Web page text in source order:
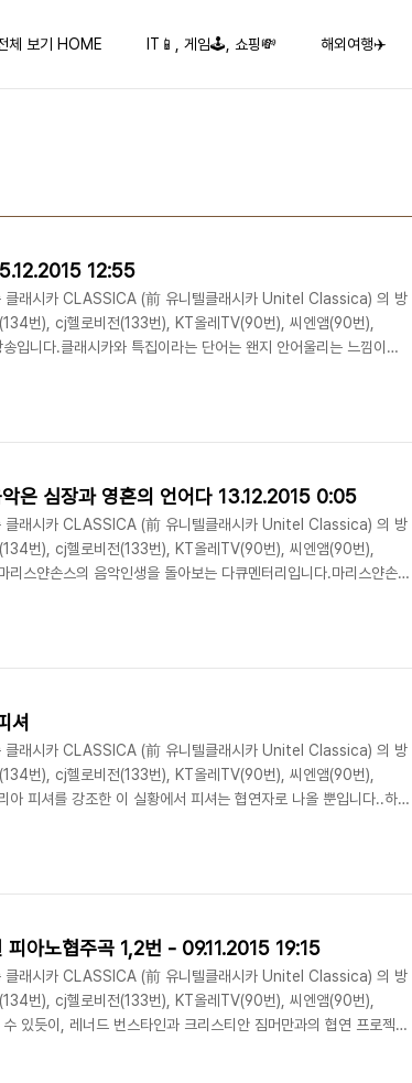
체 보기 HOME IT📱, 게임🕹️, 쇼핑💸 해외여행✈️
12:55
클래시카 CLASSICA (前 유니텔클래시카 Unitel Classica) 의 방
번), cj헬로비전(133번), KT올레TV(90번), 씨엔앰(90번),
입니다.클래시카와 특집이라는 단어는 왠지 안어울리는 느낌이네
.징글벨이 듣고 싶네요..아래는 Classica홈페이지 에 공지된 프로
다. 이들은..
은 심장과 영혼의 언어다 13.12.2015 0:05
클래시카 CLASSICA (前 유니텔클래시카 Unitel Classica) 의 방
번), cj헬로비전(133번), KT올레TV(90번), 씨엔앰(90번),
스얀손스의 음악인생을 돌아보는 다큐멘터리입니다.마리스얀손스
있는 영상물입니다.아래는 Classica홈페이지 에 공지된 프로그램
에서 음악을 공부하고 한스..
셔
클래시카 CLASSICA (前 유니텔클래시카 Unitel Classica) 의 방
번), cj헬로비전(133번), KT올레TV(90번), 씨엔앰(90번),
피셔를 강조한 이 실황에서 피셔는 협연자로 나올 뿐입니다..하지
황 이후 오랜만에 소개되는 피셔의 실황이네요.즐감하세요~아래는
피아노협주곡 1,2번 - 09.11.2015 19:15
클래시카 CLASSICA (前 유니텔클래시카 Unitel Classica) 의 방
번), cj헬로비전(133번), KT올레TV(90번), 씨엔앰(90번),
있듯이, 레너드 번스타인과 크리스티안 짐머만과의 협연 프로젝트
주 실황을 모두 방영합니다. 협연자가 지휘를 하면서 연주를 하는